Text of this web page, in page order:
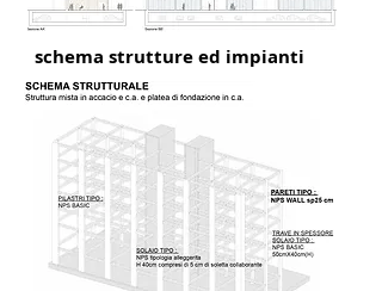
schema strutture ed impianti